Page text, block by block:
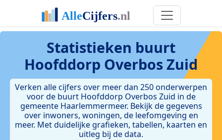
Statistieken buurt
Hoofddorp Overbos Zuid
Verken alle cijfers over meer dan 250 onderwerpen
voor de buurt Hoofddorp Overbos Zuid in de
gemeente Haarlemmermeer. Bekijk de gegevens
over inwoners, woningen, de leefomgeving en
meer. Met duidelijke grafieken, tabellen, kaarten en
uitleg bij de data.